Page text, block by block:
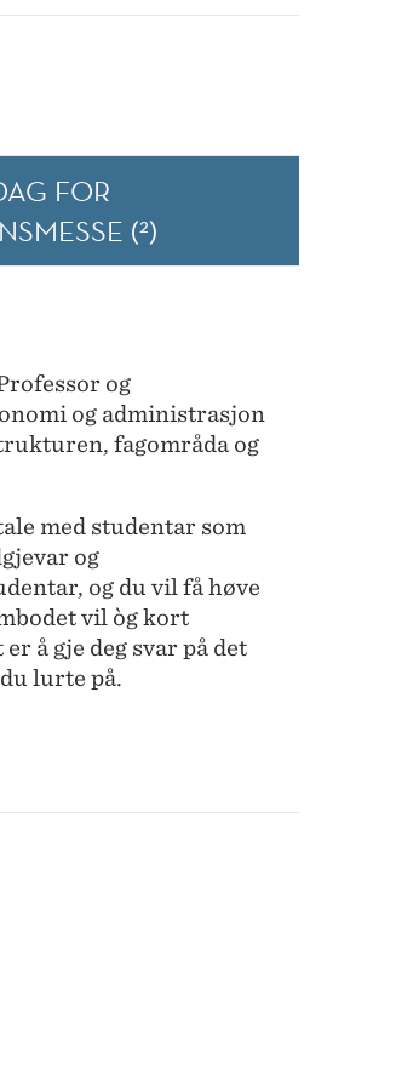
FOR
(²)
og
og administrasjon
fagområda og
med studentar som
og
og du vil få høve
vil òg kort
å gje deg svar på det
lurte på.